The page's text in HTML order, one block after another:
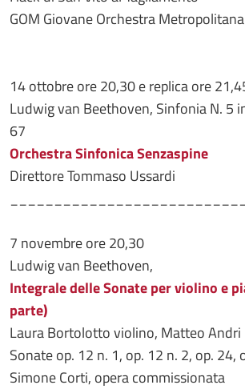
GOM Giovane Orchestra Metropolitana
14 ottobre ore 20,30 e replica ore
Ludwig van Beethoven, Sinfonia N. 5
67
Orchestra Sinfonica Senzaspine
Direttore Tommaso Ussardi
7 novembre ore 20,30
Ludwig van Beethoven,
Integrale delle Sonate per violino e
parte)
Laura Bortolotto violino, Matteo
Sonate op. 12 n. 1, op. 12 n. 2, op. 24,
Simone Corti, opera commissionata